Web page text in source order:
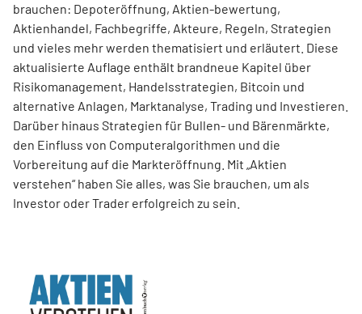
brauchen: Depoteröffnung, Aktien-­bewertung,
Aktienhandel, Fachbegriffe, Akteure, Regeln, Strategien
und vieles mehr werden thematisiert und erläutert. Diese
aktualisierte Auflage enthält brandneue Kapitel über
Risikomanagement, Handelsstrategien, Bitcoin und
alternative Anlagen, Marktanalyse, Trading und Investieren.
Darüber hinaus Strategien für Bullen- und Bärenmärkte,
den Einfluss von ­Computeralgorithmen und die
Vorbereitung auf die Markteröffnung. Mit „Aktien
verstehen“ haben Sie alles, was Sie brauchen, um als
Investor oder Trader erfolgreich zu sein.